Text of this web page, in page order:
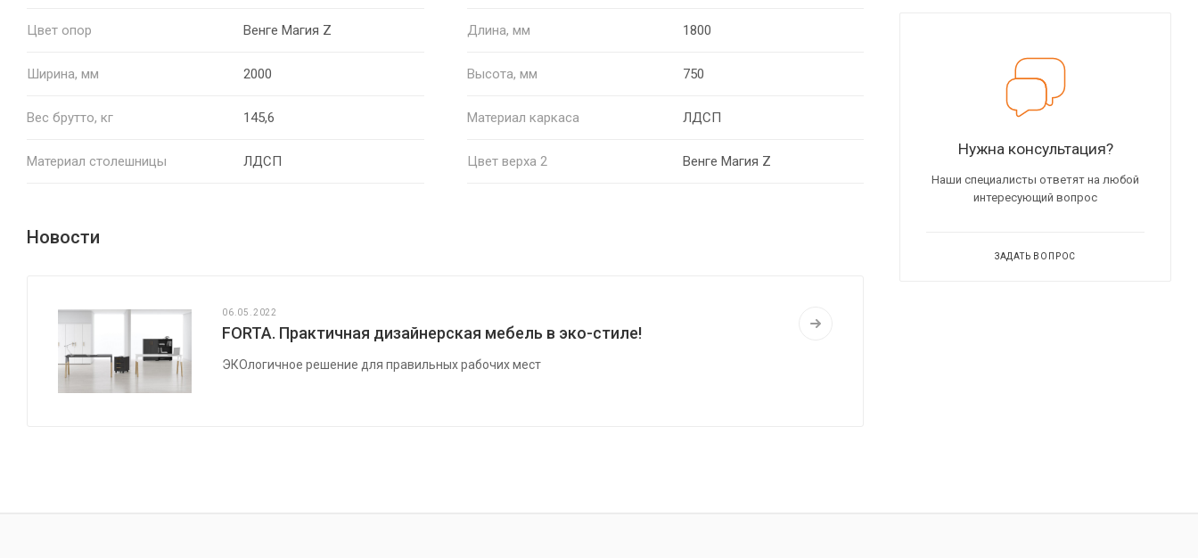
Цвет опор Венге Магия Z Длина, мм 1800
Ширина, мм 2000 Высота, мм 750
Вес брутто, кг 145,6 Материал каркаса ЛДСП
Материал столешницы ЛДСП Цвет верха 2 Венге Магия Z
Новости
06.05.2022
FORTA. Практичная дизайнерская мебель в эко-стиле!
ЭКОлогичное решение для правильных рабочих мест
Нужна консультация?
Наши специалисты ответят на любой
интересующий вопрос
ЗАДАТЬ ВОПРОС